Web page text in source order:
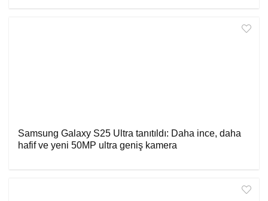
Samsung Galaxy S25 Ultra tanıtıldı: Daha ince, daha
hafif ve yeni 50MP ultra geniş kamera